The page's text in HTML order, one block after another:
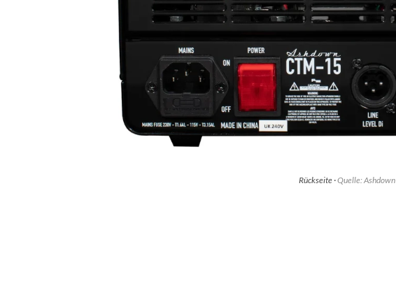
Rückseite ·Quelle: Ashdown